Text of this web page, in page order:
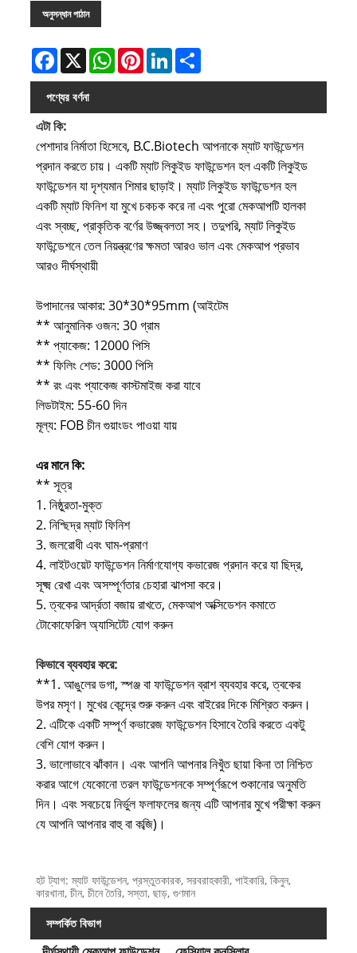
অনুসন্ধান পাঠান
Facebook
X WhatsAppPinterestLinkedInShare
পণ্যের বর্ণনা
এটা কি:
পেশাদার নির্মাতা হিসেবে, B.C.Biotech আপনাকে ম্যাট ফাউন্ডেশন
প্রদান করতে চায়। একটি ম্যাট লিকুইড ফাউন্ডেশন হল একটি লিকুইড
ফাউন্ডেশন যা দৃশ্যমান শিমার ছাড়াই। ম্যাট লিকুইড ফাউন্ডেশন হল
একটি ম্যাট ফিনিশ যা মুখে চকচক করে না এবং পুরো মেকআপটি হালকা
এবং স্বচ্ছ, প্রাকৃতিক বর্ণের উজ্জ্বলতা সহ। তদুপরি, ম্যাট লিকুইড
ফাউন্ডেশনে তেল নিয়ন্ত্রণের ক্ষমতা আরও ভাল এবং মেকআপ প্রভাব
আরও দীর্ঘস্থায়ী
উপাদানের আকার: 30*30*95mm (আইটেম
** আনুমানিক ওজন: 30 গ্রাম
** প্যাকেজ: 12000 পিসি
** ফিলিং শেড: 3000 পিসি
** রং এবং প্যাকেজ কাস্টমাইজ করা যাবে
লিডটাইম: 55-60 দিন
মূল্য: FOB চীন গুয়াংডং পাওয়া যায়
এর মানে কি:
** সূত্র
1. নিষ্ঠুরতা-মুক্ত
2. নিশ্ছিদ্র ম্যাট ফিনিশ
3. জলরোধী এবং ঘাম-প্রমাণ
4. লাইটওয়েট ফাউন্ডেশন নির্মাণযোগ্য কভারেজ প্রদান করে যা ছিদ্র,
সূক্ষ্ম রেখা এবং অসম্পূর্ণতার চেহারা ঝাপসা করে।
5. ত্বকের আর্দ্রতা বজায় রাখতে, মেকআপ অক্সিডেশন কমাতে
টোকোফেরিল অ্যাসিটেট যোগ করুন
কিভাবে ব্যবহার করে:
**1. আঙুলের ডগা, স্পঞ্জ বা ফাউন্ডেশন ব্রাশ ব্যবহার করে, ত্বকের
উপর মসৃণ। মুখের কেন্দ্রে শুরু করুন এবং বাইরের দিকে মিশ্রিত করুন।
2. এটিকে একটি সম্পূর্ণ কভারেজ ফাউন্ডেশন হিসাবে তৈরি করতে একটু
বেশি যোগ করুন।
3. ভালোভাবে ঝাঁকান। এবং আপনি আপনার নিখুঁত ছায়া কিনা তা নিশ্চিত
করার আগে যেকোনো তরল ফাউন্ডেশনকে সম্পূর্ণরূপে শুকানোর অনুমতি
দিন। এবং সবচেয়ে নির্ভুল ফলাফলের জন্য এটি আপনার মুখে পরীক্ষা করুন
যে আপনি আপনার বাহু বা কব্জি)।
হট ট্যাগ: ম্যাট ফাউন্ডেশন, প্রস্তুতকারক, সরবরাহকারী, পাইকারি, কিনুন,
কারখানা, চীন, চীনে তৈরি, সস্তা, ছাড়, গুণমান
সম্পর্কিত বিভাগ